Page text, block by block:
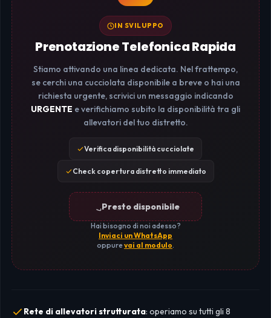
IN SVILUPPO
Prenotazione Telefonica Rapida
Stiamo attivando una linea dedicata. Nel frattempo,
se cerchi una cucciolata disponibile a breve o hai una
richiesta urgente, scrivici un messaggio indicando
URGENTE e verifichiamo subito la disponibilità tra gli
allevatori del tuo distretto.
Verifica disponibilità cucciolate
Check copertura distretto immediato
Presto disponibile
Hai bisogno di noi adesso?
Inviaci un WhatsApp
oppurevai al modulo.
Rete di allevatori strutturata: operiamo su tutti gli 8